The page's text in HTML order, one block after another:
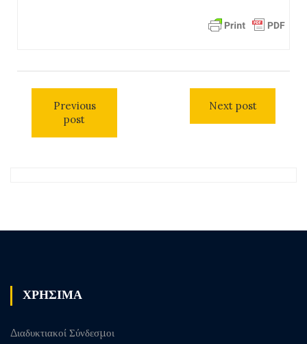
Previous
post
Next post
ΧΡΗΣΙΜΑ
Διαδυκτιακοί Σύνδεσμοι